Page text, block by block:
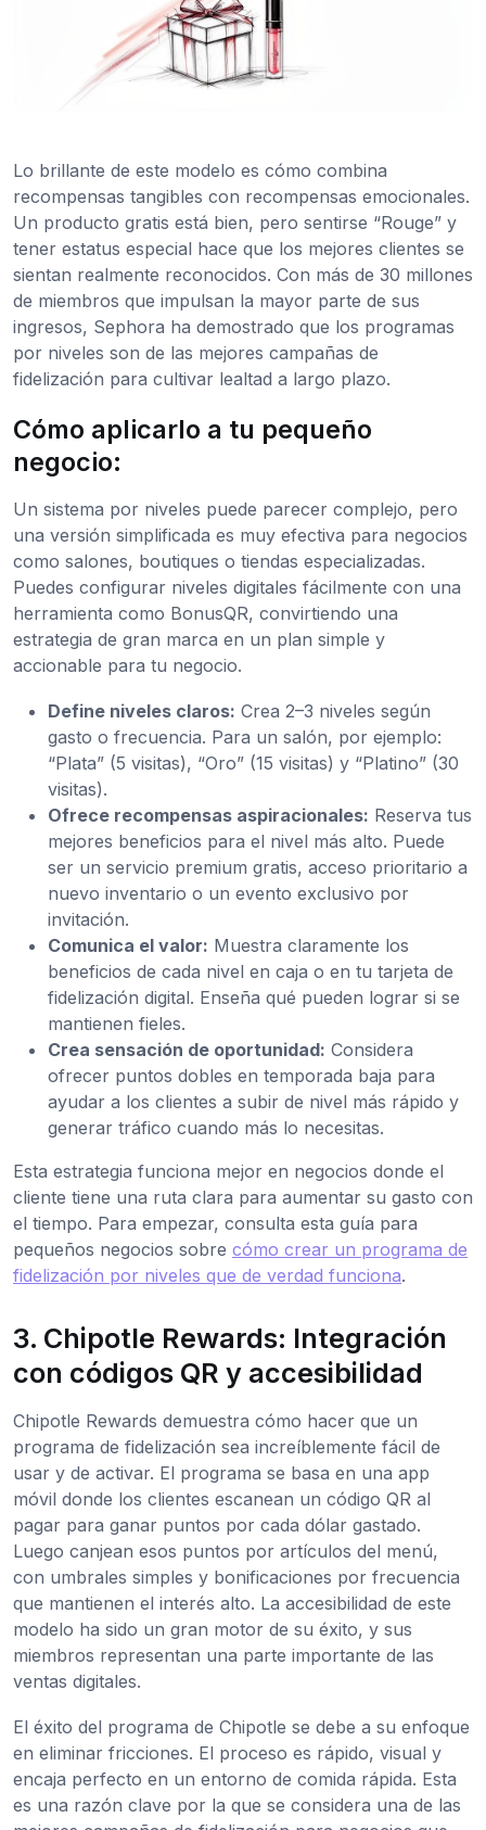
Lo brillante de este modelo es cómo combina
recompensas tangibles con recompensas emocionales.
Un producto gratis está bien, pero sentirse “Rouge” y
tener estatus especial hace que los mejores clientes se
sientan realmente reconocidos. Con más de 30 millones
de miembros que impulsan la mayor parte de sus
ingresos, Sephora ha demostrado que los programas
por niveles son de las mejores campañas de
fidelización para cultivar lealtad a largo plazo.
Cómo aplicarlo a tu pequeño
negocio:
Un sistema por niveles puede parecer complejo, pero
una versión simplificada es muy efectiva para negocios
como salones, boutiques o tiendas especializadas.
Puedes configurar niveles digitales fácilmente con una
herramienta como BonusQR, convirtiendo una
estrategia de gran marca en un plan simple y
accionable para tu negocio.
Define niveles claros: Crea 2–3 niveles según
gasto o frecuencia. Para un salón, por ejemplo:
“Plata” (5 visitas), “Oro” (15 visitas) y “Platino” (30
visitas).
Ofrece recompensas aspiracionales: Reserva tus
mejores beneficios para el nivel más alto. Puede
ser un servicio premium gratis, acceso prioritario a
nuevo inventario o un evento exclusivo por
invitación.
Comunica el valor: Muestra claramente los
beneficios de cada nivel en caja o en tu tarjeta de
fidelización digital. Enseña qué pueden lograr si se
mantienen fieles.
Crea sensación de oportunidad: Considera
ofrecer puntos dobles en temporada baja para
ayudar a los clientes a subir de nivel más rápido y
generar tráfico cuando más lo necesitas.
Esta estrategia funciona mejor en negocios donde el
cliente tiene una ruta clara para aumentar su gasto con
el tiempo. Para empezar, consulta esta guía para
pequeños negocios sobre cómo crear un programa de
fidelización por niveles que de verdad funciona.
3. Chipotle Rewards: Integración
con códigos QR y accesibilidad
Chipotle Rewards demuestra cómo hacer que un
programa de fidelización sea increíblemente fácil de
usar y de activar. El programa se basa en una app
móvil donde los clientes escanean un código QR al
pagar para ganar puntos por cada dólar gastado.
Luego canjean esos puntos por artículos del menú,
con umbrales simples y bonificaciones por frecuencia
que mantienen el interés alto. La accesibilidad de este
modelo ha sido un gran motor de su éxito, y sus
miembros representan una parte importante de las
ventas digitales.
El éxito del programa de Chipotle se debe a su enfoque
en eliminar fricciones. El proceso es rápido, visual y
encaja perfecto en un entorno de comida rápida. Esta
es una razón clave por la que se considera una de las